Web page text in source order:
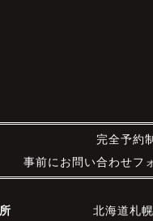
完全予約
事前にお問い合わせフ
北海道札